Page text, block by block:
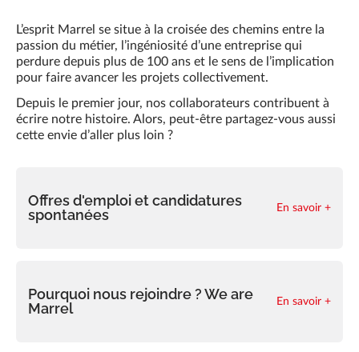
L’esprit Marrel se situe à la croisée des chemins entre la
passion du métier, l’ingéniosité d’une entreprise qui
perdure depuis plus de 100 ans et le sens de l’implication
pour faire avancer les projets collectivement.
Depuis le premier jour, nos collaborateurs contribuent à
écrire notre histoire. Alors, peut-être partagez-vous aussi
cette envie d’aller plus loin ?
Offres d'emploi et candidatures
spontanées
En savoir +
Pourquoi nous rejoindre ? We are
Marrel
En savoir +
Ressources
Actualités
Carrière
FAQ
Contact